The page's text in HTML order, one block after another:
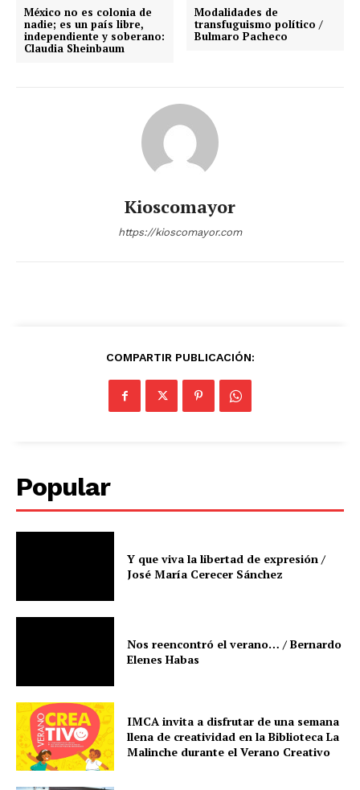
México no es colonia de
nadie; es un país libre,
independiente y soberano:
Claudia Sheinbaum
Modalidades de
transfuguismo político /
Bulmaro Pacheco
Kioscomayor
https://kioscomayor.com
COMPARTIR PUBLICACIÓN:
Popular
Y que viva la libertad de expresión /
José María Cerecer Sánchez
Nos reencontró el verano… / Bernardo
Elenes Habas
IMCA invita a disfrutar de una semana
llena de creatividad en la Biblioteca La
Malinche durante el Verano Creativo